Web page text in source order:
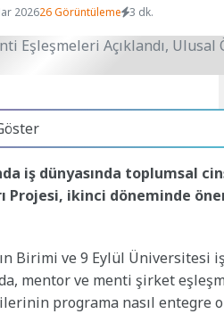
202626 Görüntüleme 3 dk.
iş dünyasında toplumsal
Projesi, ikinci döneminde
Birimi ve 9 Eylül Üniversitesi
mentor ve menti şirket
programa nasıl entegre